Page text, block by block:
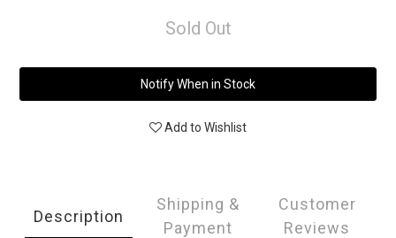
Sold Out
Notify When in Stock
Add to Wishlist
Description
Shipping &
Payment
Customer
Reviews